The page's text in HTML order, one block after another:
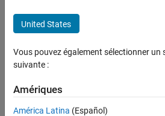
Fonctionnalité
Application
Développez votre
grâce à des
United States
Vous pouvez également sélectionner un
suivante :
Amériques
América Latina (Español)